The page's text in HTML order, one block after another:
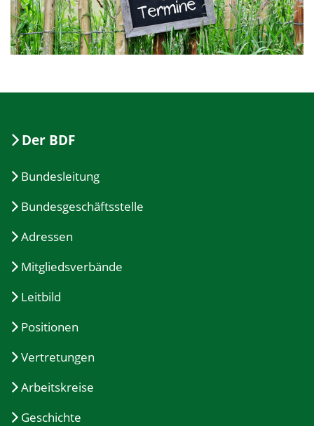
Der BDF
Bundesleitung
Bundesgeschäftsstelle
Adressen
Mitgliedsverbände
Leitbild
Positionen
Vertretungen
Arbeitskreise
Geschichte